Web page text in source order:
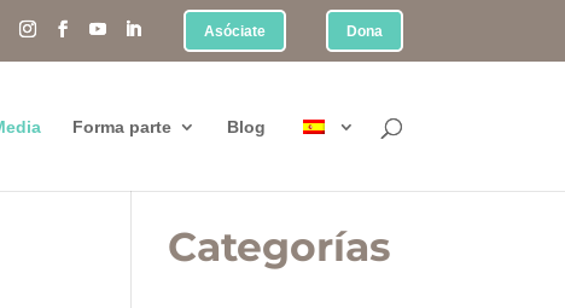
Asóciate Dona
Forma parte Blog
Categorías